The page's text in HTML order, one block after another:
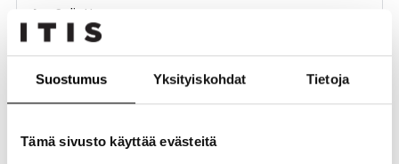
Suostumus Yksityiskohdat Tietoja
Tämä sivusto käyttää evästeitä
La
Suljettu
Su
Suljettu
Kerros 3. kerros
Puhelinnumero (09) 8569 5003